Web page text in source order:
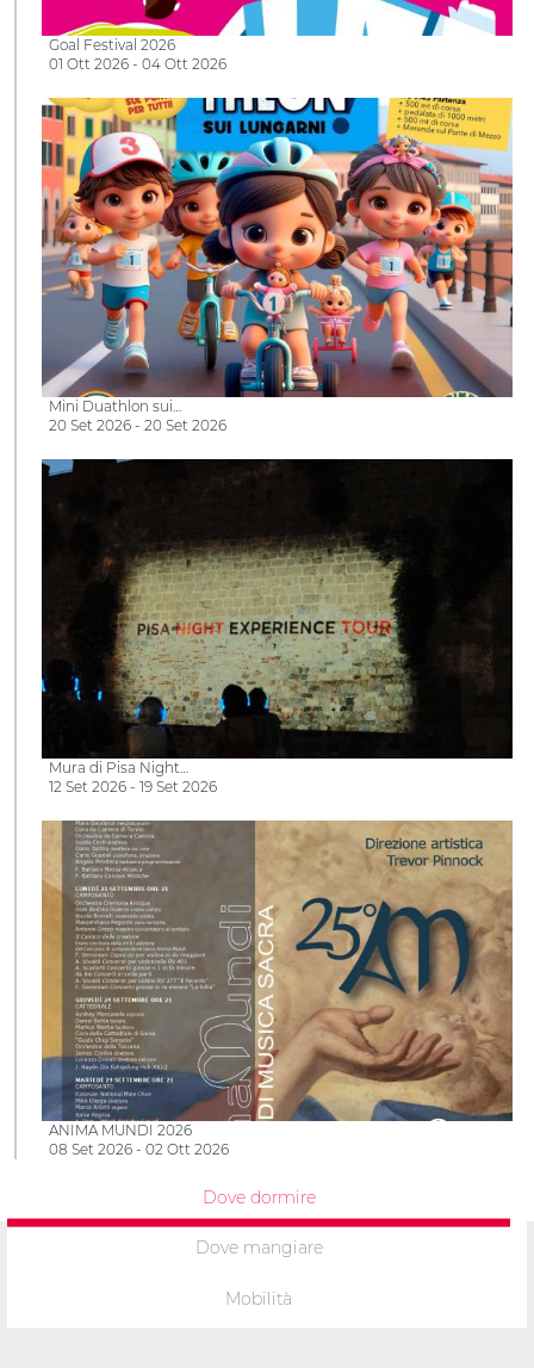
Goal Festival 2026
01 Ott 2026 - 04 Ott 2026
Mini Duathlon sui…
20 Set 2026 - 20 Set 2026
Mura di Pisa Night…
12 Set 2026 - 19 Set 2026
ANIMA MUNDI 2026
08 Set 2026 - 02 Ott 2026
Dove dormire
Dove mangiare
Mobilità